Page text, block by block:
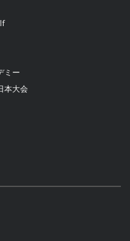
ミー
本大会